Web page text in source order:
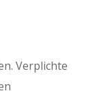
Verplichte